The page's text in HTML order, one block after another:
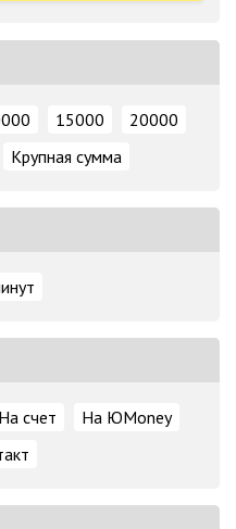
15000
20000
Крупная сумма
На счет
На ЮMoney